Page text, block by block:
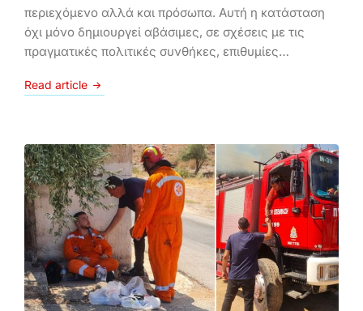
περιεχόμενο αλλά και πρόσωπα. Αυτή η κατάσταση
όχι μόνο δημιουργεί αβάσιμες, σε σχέσεις με τις
πραγματικές πολιτικές συνθήκες, επιθυμίες…
Read article